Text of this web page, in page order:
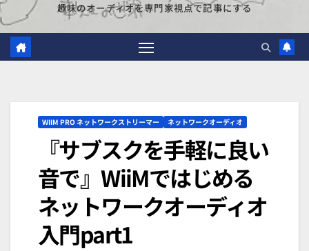
趣味のオーディオを専門家視点で記事にする
WIIM PRO ネットワークストリーマー ネットワークオーディオ
『サブスクを手軽に良い
音で』WiiMではじめる
ネットワークオーディオ
入門part1